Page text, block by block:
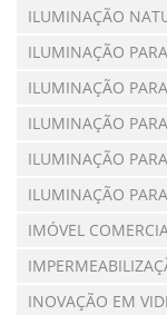
ILUMINAÇÃO
ILUMINAÇÃO
ILUMINAÇÃO
ILUMINAÇÃO
ILUMINAÇÃO
ILUMINAÇÃO
IMÓVEL
INOVAÇÃO EM